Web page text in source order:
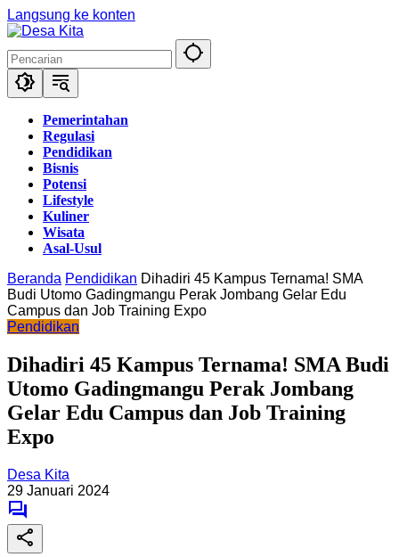
Langsung ke konten
Pemerintahan
Regulasi
Pendidikan
Bisnis
Potensi
Lifestyle
Kuliner
Wisata
Asal-Usul
Beranda Pendidikan Dihadiri 45 Kampus Ternama! SMA
Budi Utomo Gadingmangu Perak Jombang Gelar Edu
Campus dan Job Training Expo
Pendidikan
Dihadiri 45 Kampus Ternama! SMA Budi
Utomo Gadingmangu Perak Jombang
Gelar Edu Campus dan Job Training
Expo
Desa Kita
29 Januari 2024